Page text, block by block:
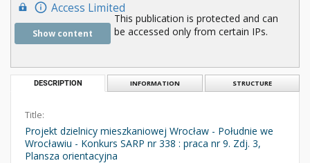
Access Limited
Show content
This publication is protected and can
be accessed only from certain IPs.
DESCRIPTION INFORMATION STRUCTURE
Title:
Projekt dzielnicy mieszkaniowej Wrocław - Południe we
Wrocławiu - Konkurs SARP nr 338 : praca nr 9. Zdj. 3,
Plansza orientacyjna